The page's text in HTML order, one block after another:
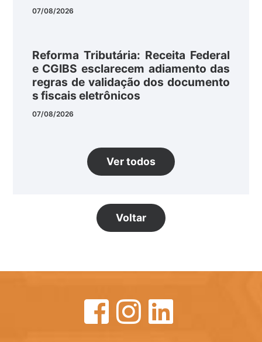
07/08/2026
Reforma Tributária: Receita Federal
e CGIBS esclarecem adiamento das
regras de validação dos documento
s fiscais eletrônicos
07/08/2026
Ver todos
Voltar